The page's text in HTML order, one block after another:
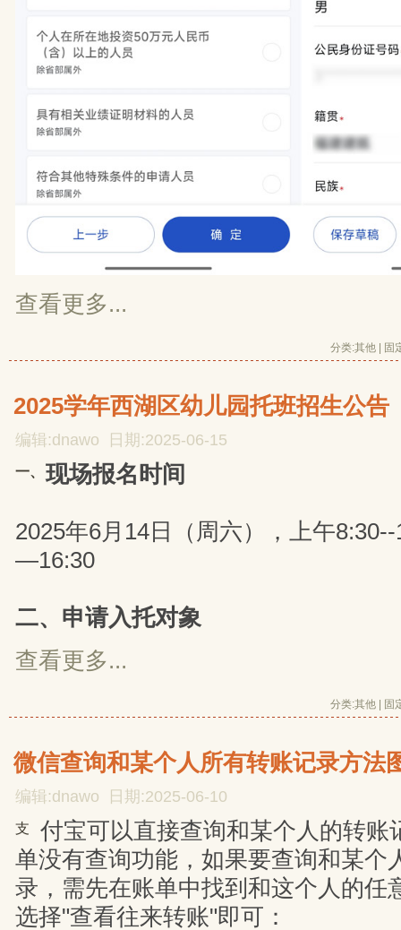
查看更多...
分类:其他 固
2025学年西湖区幼儿园托班招生公告
编辑:dnawo 日期:2025-06-15
一、 现场报名时间
2025年6月14日（周六），上午
—16:30
二、申请入托对象
查看更多...
分类:其他 固
微信查询和某个人所有转账记录方法
编辑:dnawo 日期:2025-06-10
支
付宝可以直接查询和某个人的转账
单没有查询功能，如果要查询和某个
录，需先在账单中找到和这个人的任
选择"查看往来转账"即可：